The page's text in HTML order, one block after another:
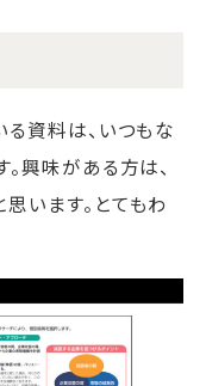
資料は、いつもな
興味がある方は、
います。とてもわ